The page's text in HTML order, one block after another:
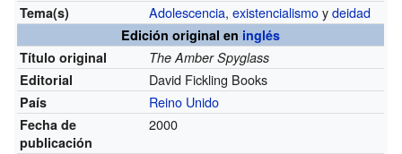
Tema(s) Adolescencia,existencialismoydeidad
Edición original en inglés
Título original
The Amber Spyglass
Editorial
David Fickling Books
País Reino Unido
Fecha de
publicación
2000